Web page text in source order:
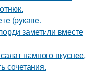
(pyкавe.
заметили вместе
намного вкуснее,
сочетания.